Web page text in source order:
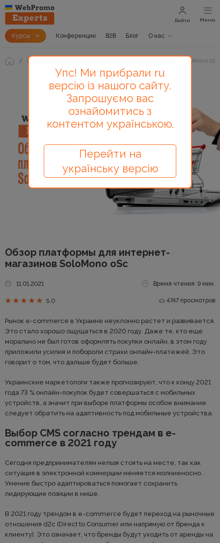
Курсы Конференции B2B Блог О нас
Войти Меню
Блог Обзор платформы для интернет-магазинов SoloMono oSc
Обзор платформы для интернет-
магазинов SoloMono oSc
11.01.2021 Время чтения: 9 мин.
5.0 4747 просмотров
Рынок e-commerce в Украине неуклонно растет и развивается.
Это стало хорошо ощущаться в 2020 году. Даже те, кто еще
морально не был готов оформлять покупки онлайн, в этом году
приложили усилия и побороли страхи онлайн-платежей. Это
говорит о том, что дальше будет больше.
Украинские маркетологи также прогнозируют, что к концу 2021
года 73 % онлайн-покупок будет совершаться с мобильных
устройств, а значит при выборе платформы особое внимание
следует обратить на адаптивность под мобильные устройства.
Выбор CMS согласно трендам в e-
commerce в 2021 году
Сегодня предпринимателям нельзя стоять на месте, так как
ситуация в электронной коммерции меняется молниеносно.
Умение быстро адаптироваться помогает сохранить
лидирующие позиции в нише.
В 2021 году трендом в e-commerce будет переход на рыночные
отношения d2c (Direct to Consumer или напрямую от бренда к
клиенту). Это означает, что бренды будут уходить от аренды на
Упс! Ми прибрали ru
версію із нашого сайту.
Запрошуємо вас
ознайомитись з
контентом українською.
Перейти на
українську версію